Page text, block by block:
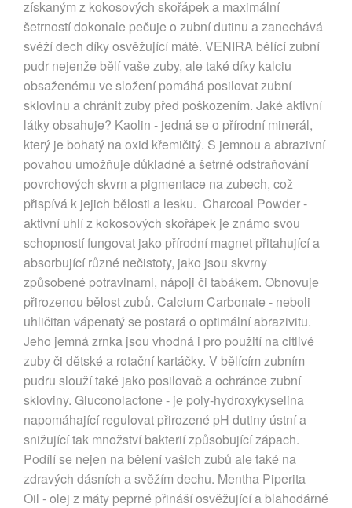
získaným z kokosových skořápek a maximální
šetrností dokonale pečuje o zubní dutinu a zanechává
svěží dech díky osvěžující mátě. VENIRA bělící zubní
pudr nejenže bělí vaše zuby, ale také díky kalciu
obsaženému ve složení pomáhá posilovat zubní
sklovinu a chránit zuby před poškozením. Jaké aktivní
látky obsahuje? Kaolin - jedná se o přírodní minerál,
který je bohatý na oxid křemičitý. S jemnou a abrazivní
povahou umožňuje důkladné a šetrné odstraňování
povrchových skvrn a pigmentace na zubech, což
přispívá k jejich bělosti a lesku. Charcoal Powder -
aktivní uhlí z kokosových skořápek je známo svou
schopností fungovat jako přírodní magnet přitahující a
absorbující různé nečistoty, jako jsou skvrny
způsobené potravinami, nápoji či tabákem. Obnovuje
přirozenou bělost zubů. Calcium Carbonate - neboli
uhličitan vápenatý se postará o optimální abrazivitu.
Jeho jemná zrnka jsou vhodná i pro použití na citlivé
zuby či dětské a rotační kartáčky. V bělícím zubním
pudru slouží také jako posilovač a ochránce zubní
skloviny. Gluconolactone - je poly-hydroxykyselina
napomáhající regulovat přirozené pH dutiny ústní a
snižující tak množství bakterií způsobující zápach.
Podílí se nejen na bělení vašich zubů ale také na
zdravých dásních a svěžím dechu. Mentha Piperita
Oil - olej z máty peprné přináší osvěžující a blahodárné